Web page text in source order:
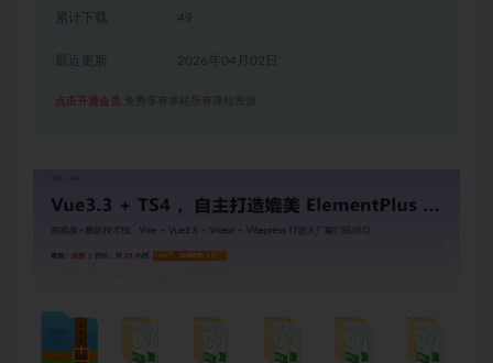
累计下载 49
2026年04月02日
点击开通会员 免费享有本站所有课程资源